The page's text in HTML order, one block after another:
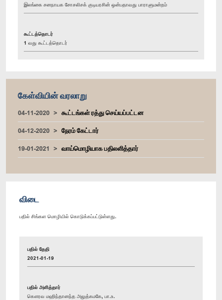
இலங்கை சனநாயக சோசலிசக் குடியரசின் ஒன்பதாவது பாராளுமன்றம்
கூட்டத்தொடர்
1 வது கூட்டத்தொடர்
கேள்வியின் வரலாறு
04-11-2020
கூட்டங்கள் ரத்து செய்யப்பட்டன
04-12-2020
நேரம் கேட்டார்
19-01-2021
வாய்மொழியாக பதிலளித்தார்
விடை
பதில் சிங்கள மொழியில் கொடுக்கப்பட்டுள்ளது.
பதில் தேதி
2021-01-19
பதில் அளித்தார்
கௌரவ மஹிந்தானந்த அலுத்கமகே, பா.உ.